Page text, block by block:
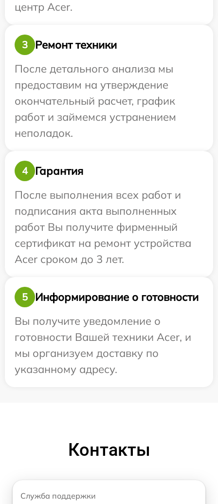
центр Acer.
3
Ремонт техники
После детального анализа мы
предоставим на утверждение
окончательный расчет, график
работ и займемся устранением
неполадок.
4
Гарантия
После выполнения всех работ и
подписания акта выполненных
работ Вы получите фирменный
сертификат на ремонт устройства
Acer сроком до 3 лет.
5
Информирование о готовности
Вы получите уведомление о
готовности Вашей техники Acer, и
мы организуем доставку по
указанному адресу.
Контакты
Служба поддержки